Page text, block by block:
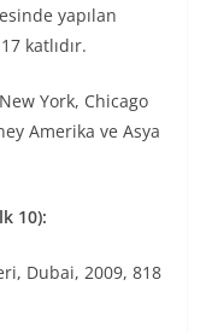
yapılan
katlıdır.
York, Chicago
Amerika ve Asya
10):
Dubai, 2009, 818